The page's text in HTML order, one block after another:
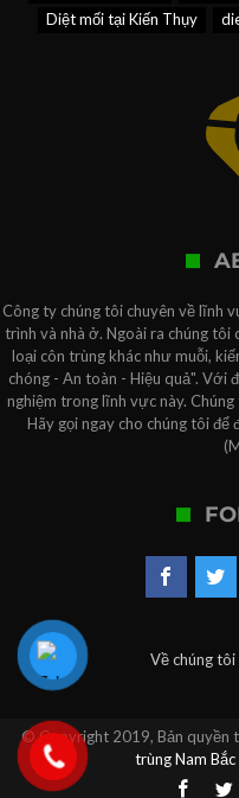
Diệt mối tại Kiến Thụy
Công ty chúng tôi chuyên về lĩnh
trình và nhà ở. Ngoài ra chúng tôi
loại côn trùng khác như muỗi,
chóng - An toàn - Hiệu quả". Với
nghiệm trong lĩnh vực này.
Hãy gọi ngay cho chúng tôi
Về chúng tôi
© Copyright 2019, Bản quyền
trùng Nam Bắc